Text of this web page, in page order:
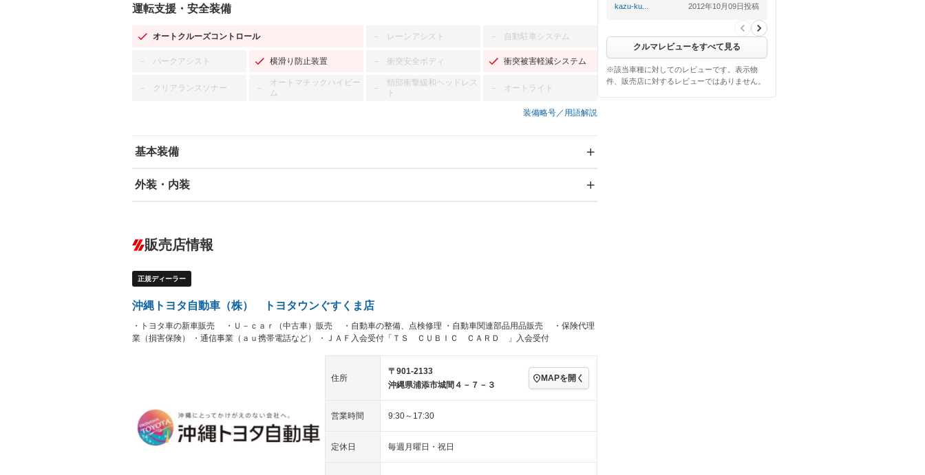
運転支援・安全装備
オートクルーズコントロール － レーンアシスト － 自動駐車システム
－ パークアシスト 横滑り防止装置 － 衝突安全ボディ 衝突被害軽減システム
－ クリアランスソナー －
オートマチックハイビー
ム
－
頸部衝撃緩和ヘッドレス
ト
－ オートライト
装備略号／用語解説
基本装備
エアバッグ：運転席/助手席/サイド
－ ダウンヒルアシストコントロール
－ Bluetooth接続
レンタカーアップ 展示・試乗車 －
装備略号／用語解説
外装・内装
オーディオ：ミュージックプレイヤー接続可
－
ー
LEDヘッドランプ HID(キセノンライト) －
ETC － エアロ スマートキー － ローダウン
チップアップシート オットマン 電動格納サードシート
－ フロントカメラ シートエアコン
ルーフレール エアサスペンション
販売店情報
正規ディーラー
沖縄トヨタ自動車（株） トヨタウンぐすくま店
・トヨタ車の新車販売 ・Ｕ－ｃａｒ（中古車）販売 ・自動車の整備、点検修理 ・自動車関連部品用品販売 ・保険代理
業（損害保険） ・通信事業（ａｕ携帯電話など） ・ＪＡＦ入会受付「ＴＳ ＣＵＢＩＣ ＣＡＲＤ 」入会受付
住所
〒901-2133
沖縄県浦添市城間４－７－３
MAPを開く
営業時間 9:30～17:30
定休日 毎週月曜日・祝日
【悪い点】
kazu-ku... 2012年10月09日投稿
クルマレビューをすべて見る
※該当車種に対してのレビューです。表示物
件、販売店に対するレビューではありません。